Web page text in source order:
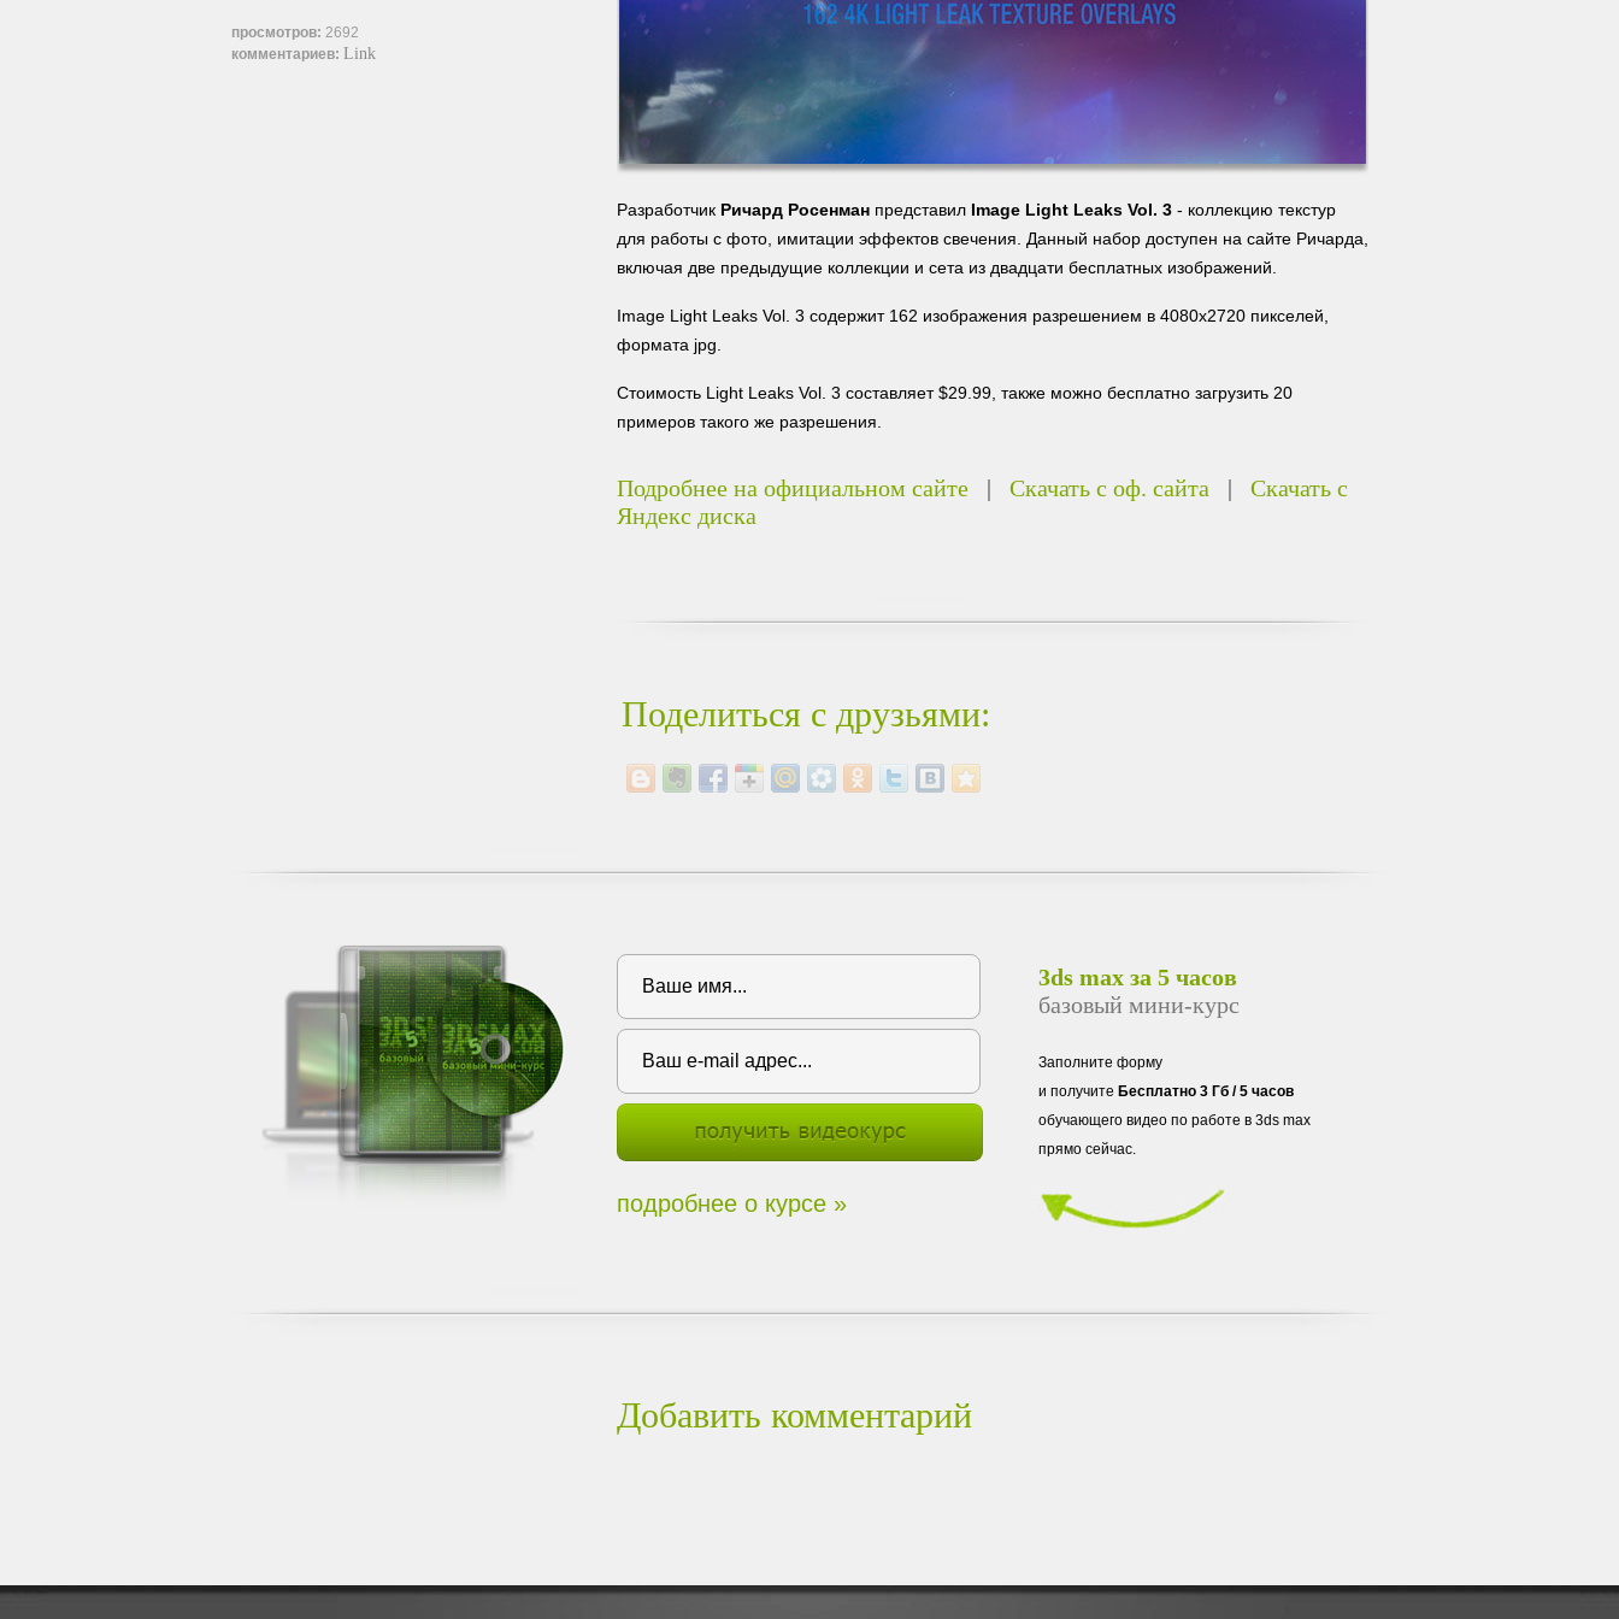
просмотров: 2692
комментариев: Link
Разработчик Ричард Росенман представил Image Light Leaks Vol. 3 - коллекцию текстур
для работы с фото, имитации эффектов свечения. Данный набор доступен на сайте Ричарда,
включая две предыдущие коллекции и сета из двадцати бесплатных изображений.
Image Light Leaks Vol. 3 содержит 162 изображения разрешением в 4080x2720 пикселей,
формата jpg.
Стоимость Light Leaks Vol. 3 составляет $29.99, также можно бесплатно загрузить 20
примеров такого же разрешения.
Подробнее на официальном сайте | Скачать с оф. сайта | Скачать с
Яндекс диска
Поделиться с друзьями:
подробнее о курсе »
3ds max за 5 часов
базовый мини-курс
Заполните форму
и получите Бесплатно 3 Гб / 5 часов
обучающего видео по работе в 3ds max
прямо сейчас.
Добавить комментарий